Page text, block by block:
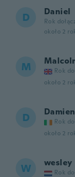
D Daniel
Rok
około 2
M Rok
około 2
D Damien
Rok
około 2
W wesley
Rok